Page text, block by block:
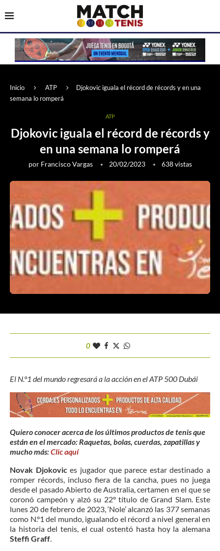
Inicio ATP
Djokovic iguala el récord de récords y en una
semana lo romperá
ATP
Djokovic iguala el récord de récords y
en una semana lo romperá
por Francisco Vargas 20/02/2023 638vistas
0
El N.°1 del mundo regresará a la acción en el ATP 500 Dubái
Quiero conocer acerca de los últimos productos de tenis que
están en el mercado: Raquetas, bolas, cuerdas, zapatillas y
mucho más:Clic aquí
Novak Djokovic es jugador que parece estar destinado a
romper récords, incluso fiera de la cancha, pues no juega
desde el pasado Abierto de Australia, certamen en el que se
coronó campeón y alzó su 22° título de Grand Slam. Este
lunes 20 de febrero de 2023, ‘Nole’ alcanzó las 377 semanas
como N.°1 del mundo, igualando el récord a nivel general en
la historia del tenis, el cual ostentó hasta hoy la alemana
Steffi Graff